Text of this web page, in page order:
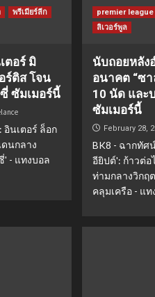
พรีเมียร์ลีก
ตอร์ มิ
ร์ติส โจน
ซัมเมอร์นี้
นเตอร์ ล็อก
นกลาง
' - แทงบอล
premier league
ลิเวอร์พูล
นับถอยหลัง
อนาคต “ซ
10 นัด และ
ซัมเมอร์นี้
February 28,
BK8 - ฉากทัศ
อียิปต์': ก้าวต่อ
ท่ามกลางวิก
คลุมเครือ - แท